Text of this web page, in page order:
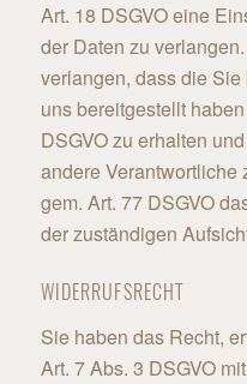
Art. 18 DSGVO eine
der Daten zu
verlangen, dass die
uns bereitgestellt
DSGVO zu erhalten
andere Verantwortliche
gem. Art. 77 DSGVO
der zuständigen
WIDERRUFSRECHT
Sie haben das Recht,
Art. 7 Abs. 3 DSGVO